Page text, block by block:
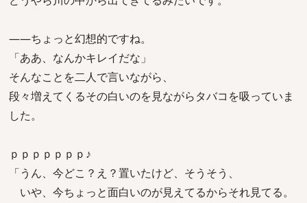
――ちょっと幻想的ですね。
「ああ、なんかキレイだな」
そんなことを二人で言いながら、
段々増えてくるその白いのを見ながらタバコを吸っていま
した。
ｐｐｐｐｐｐｐ♪
「うん、今どこ？え？置いたけど、そうそう、
いや、今ちょっと面白いのが見えてるからそれ見てる。